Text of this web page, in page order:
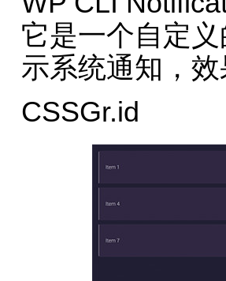
它是一个自定
示系统通知，
CSSGr.id